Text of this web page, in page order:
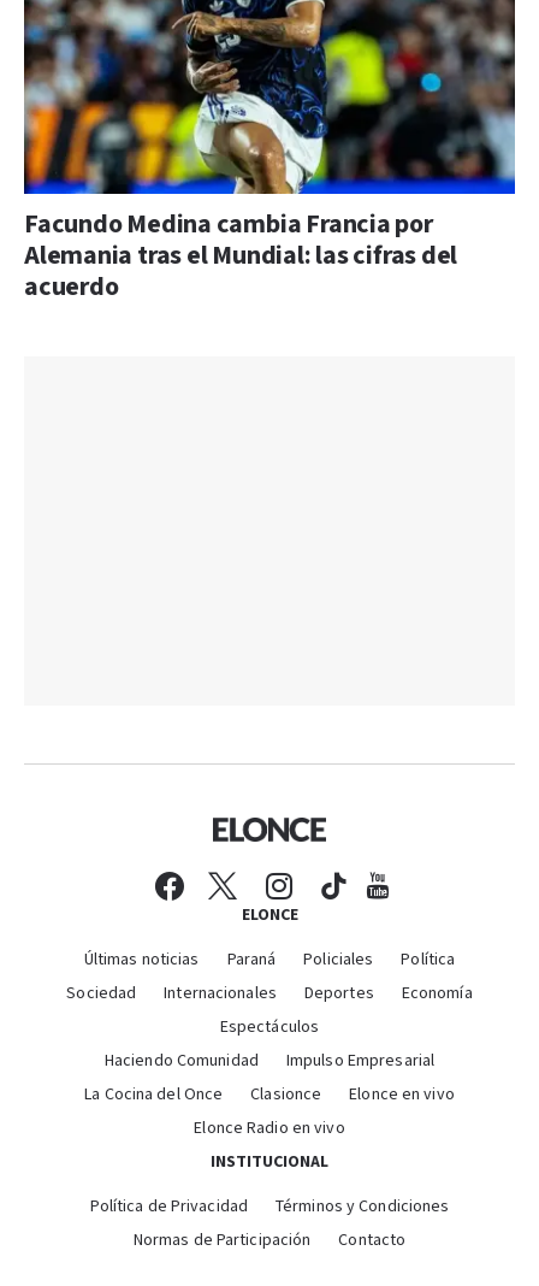
Facundo Medina cambia Francia por
Alemania tras el Mundial: las cifras del
acuerdo
ELONCE
Últimas noticias Paraná Policiales
Política
Sociedad
Internacionales Deportes
Economía
Espectáculos
Haciendo Comunidad
Impulso Empresarial
La Cocina del Once
Clasionce
Elonce en vivo
Elonce Radio en vivo
INSTITUCIONAL
Política de Privacidad
Términos y Condiciones
Normas de Participación
Contacto